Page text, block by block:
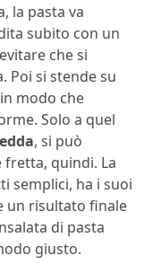
la pasta va
subito con un
che si
Poi si stende su
modo che
Solo a quel
, si può
quindi. La
semplici, ha i suoi
un risultato finale
di pasta
giusto.